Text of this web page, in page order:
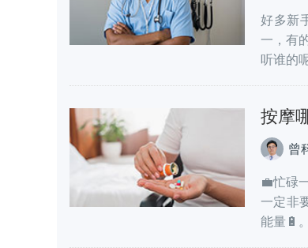
好多新
一，有
听谁的
按摩
曾
💼忙碌
一定非
能量🔋